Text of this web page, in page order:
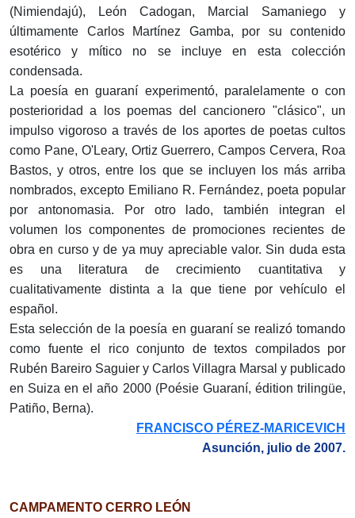
(Nimiendajú), León Cadogan, Marcial Samaniego y
últimamente Carlos Martínez Gamba, por su contenido
esotérico y mítico no se incluye en esta colección
condensada.
La poesía en guaraní experimentó, paralelamente o con
posterioridad a los poemas del cancionero "clásico", un
impulso vigoroso a través de los aportes de poetas cultos
como Pane, O'Leary, Ortiz Guerrero, Campos Cervera, Roa
Bastos, y otros, entre los que se incluyen los más arriba
nombrados, excepto Emiliano R. Fernández, poeta popular
por antonomasia. Por otro lado, también integran el
volumen los componentes de promociones recientes de
obra en curso y de ya muy apreciable valor. Sin duda esta
es una literatura de crecimiento cuantitativa y
cualitativamente distinta a la que tiene por vehículo el
español.
Esta selección de la poesía en guaraní se realizó tomando
como fuente el rico conjunto de textos compilados por
Rubén Bareiro Saguier y Carlos Villagra Marsal y publicado
en Suiza en el año 2000 (Poésie Guaraní, édition trilingüe,
Patiño, Berna).
FRANCISCO PÉREZ-MARICEVICH
Asunción, julio de 2007.
CAMPAMENTO CERRO LEÓN